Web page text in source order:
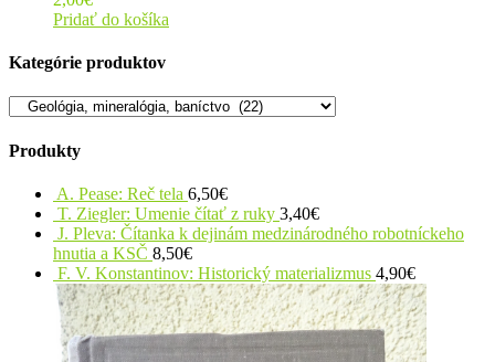
Pridať do košíka
Kategórie produktov
Produkty
A. Pease: Reč tela 6,50€
T. Ziegler: Umenie čítať z ruky 3,40€
J. Pleva: Čítanka k dejinám medzinárodného robotníckeho
hnutia a KSČ 8,50€
F. V. Konstantinov: Historický materializmus 4,90€